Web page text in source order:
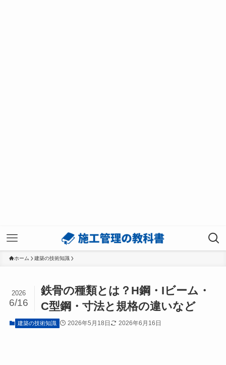
ホーム 建築の技術知識
鉄骨の種類とは？H鋼・Iビーム・
C型鋼・寸法と規格の違いなど
2026
6/16
建築の技術知識 2026年5月18日 2026年6月16日